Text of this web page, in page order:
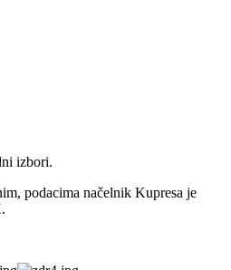
izbori.
podacima načelnik Kupresa je